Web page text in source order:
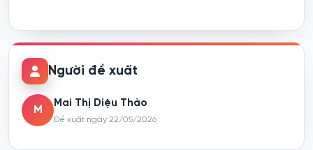
Người đề xuất
M
Mai Thị Diệu Thảo
Đề xuất ngày 22/05/2026